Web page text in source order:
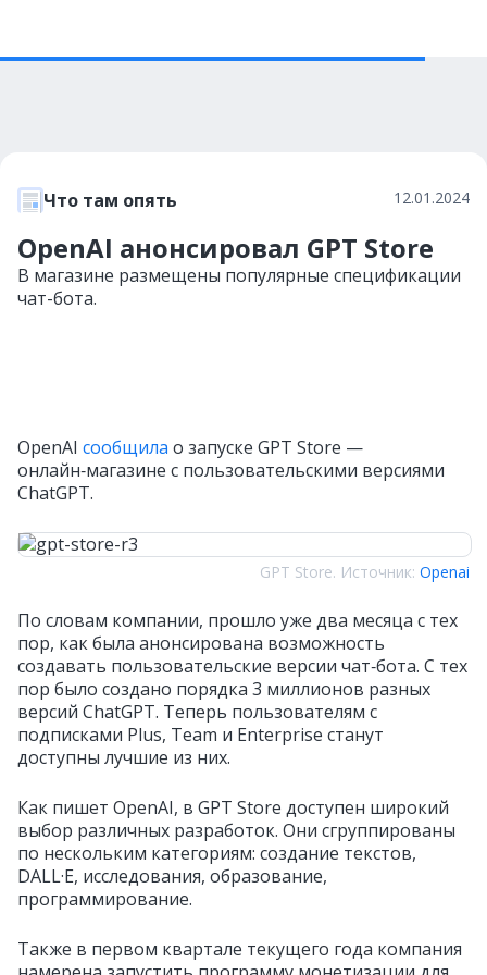
Что там опять 12.01.2024
OpenAI анонсировал GPT Store
В магазине размещены популярные спецификации
чат-бота.
OpenAI сообщила о запуске GPT Store —
онлайн‑магазине с пользовательскими версиями
ChatGPT.
GPT Store. Источник: Openai
По словам компании, прошло уже два месяца с тех
пор, как была анонсирована возможность
создавать пользовательские версии чат‑бота. С тех
пор было создано порядка 3 миллионов разных
версий ChatGPT. Теперь пользователям с
подписками Plus, Team и Enterprise станут
доступны лучшие из них.
Как пишет OpenAI, в GPT Store доступен широкий
выбор различных разработок. Они сгруппированы
по нескольким категориям: создание текстов,
DALL·E, исследования, образование,
программирование.
Также в первом квартале текущего года компания